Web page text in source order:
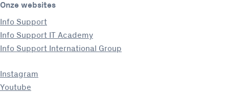
Onze websites
Info Support
Info Support IT Academy
Info Support International Group
Instagram
Youtube